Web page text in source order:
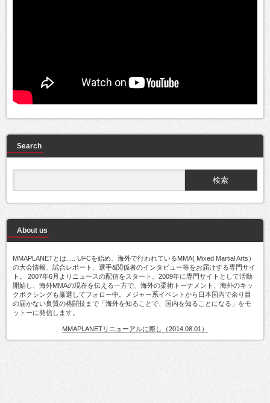
Search
About us
MMAPLANETとは..... UFCを始め、海外で行われているMMA( Mixed Martial Arts）
の大会情報、試合レポート、選手&関係者のインタビュー等をお届けする専門サイ
ト。 2007年6月よりニュースの配信をスタート。2009年に専門サイトとして活動
開始し、海外MMAの現在を伝える一方で、海外の柔術トーナメント、海外のキッ
クボクシングも厳選してフォロー中。メジャー系イベントから日本国内で余り目
の届かない良質の格闘技まで「海外を知ることで、国内を知ることになる」をモ
ットーに発信します。
MMAPLANETリニューアルに際し（2014.08.01）